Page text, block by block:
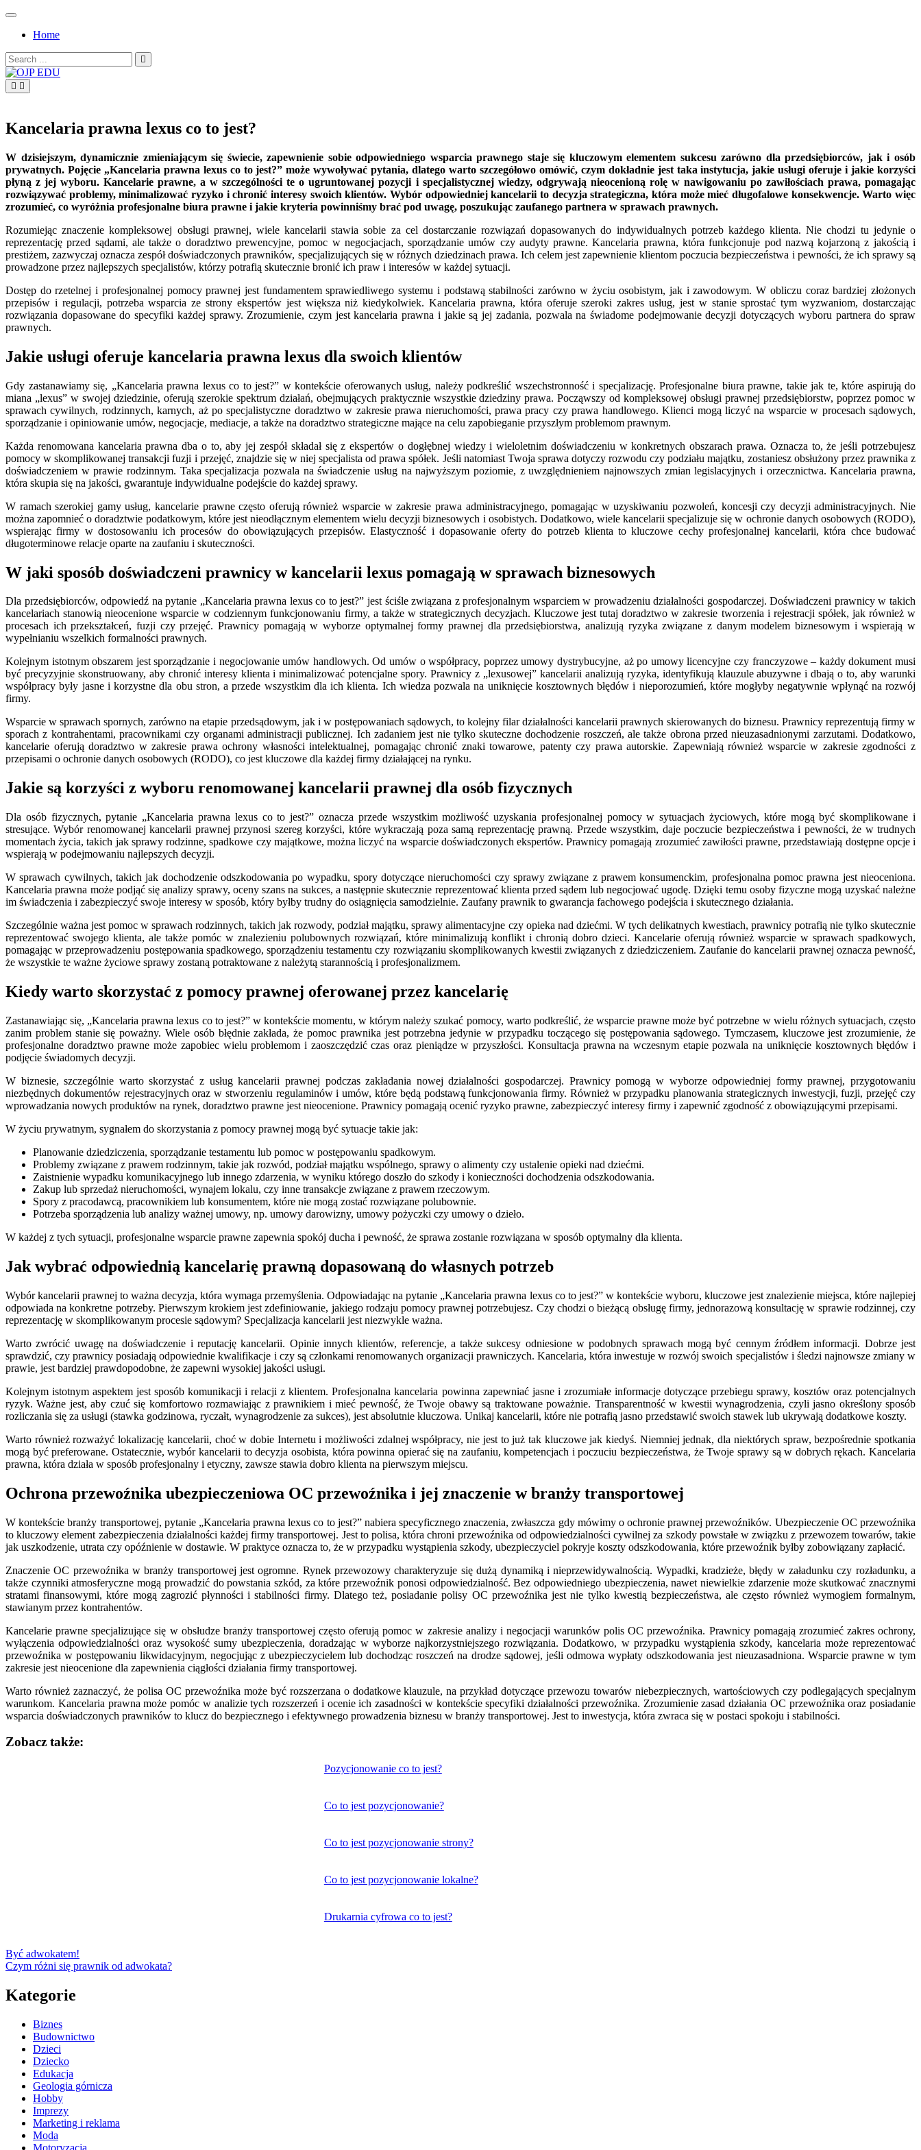
Skip
contentHome
Search
for:
Kancelaria prawna lexus co to jest?
W dzisiejszym, dynamicznie zmieniającym się świecie, zapewnienie sobie odpowiedniego wsparcia prawnego staje się kluczowym elementem sukcesu zarówno dla przedsiębiorców, jak i osób
prywatnych. Pojęcie „Kancelaria prawna lexus co to jest?” może wywoływać pytania, dlatego warto szczegółowo omówić, czym dokładnie jest taka instytucja, jakie usługi oferuje i jakie korzyści
płyną z jej wyboru. Kancelarie prawne, a w szczególności te o ugruntowanej pozycji i specjalistycznej wiedzy, odgrywają nieocenioną rolę w nawigowaniu po zawiłościach prawa, pomagając
rozwiązywać problemy, minimalizować ryzyko i chronić interesy swoich klientów. Wybór odpowiedniej kancelarii to decyzja strategiczna, która może mieć długofalowe konsekwencje. Warto więc
zrozumieć, co wyróżnia profesjonalne biura prawne i jakie kryteria powinniśmy brać pod uwagę, poszukując zaufanego partnera w sprawach prawnych.
Rozumiejąc znaczenie kompleksowej obsługi prawnej, wiele kancelarii stawia sobie za cel dostarczanie rozwiązań dopasowanych do indywidualnych potrzeb każdego klienta. Nie chodzi tu jedynie o
reprezentację przed sądami, ale także o doradztwo prewencyjne, pomoc w negocjacjach, sporządzanie umów czy audyty prawne. Kancelaria prawna, która funkcjonuje pod nazwą kojarzoną z jakością i
prestiżem, zazwyczaj oznacza zespół doświadczonych prawników, specjalizujących się w różnych dziedzinach prawa. Ich celem jest zapewnienie klientom poczucia bezpieczeństwa i pewności, że ich sprawy są
prowadzone przez najlepszych specjalistów, którzy potrafią skutecznie bronić ich praw i interesów w każdej sytuacji.
Dostęp do rzetelnej i profesjonalnej pomocy prawnej jest fundamentem sprawiedliwego systemu i podstawą stabilności zarówno w życiu osobistym, jak i zawodowym. W obliczu coraz bardziej złożonych
przepisów i regulacji, potrzeba wsparcia ze strony ekspertów jest większa niż kiedykolwiek. Kancelaria prawna, która oferuje szeroki zakres usług, jest w stanie sprostać tym wyzwaniom, dostarczając
rozwiązania dopasowane do specyfiki każdej sprawy. Zrozumienie, czym jest kancelaria prawna i jakie są jej zadania, pozwala na świadome podejmowanie decyzji dotyczących wyboru partnera do spraw
prawnych.
Jakie usługi oferuje kancelaria prawna lexus dla swoich klientów
Gdy zastanawiamy się, „Kancelaria prawna lexus co to jest?” w kontekście oferowanych usług, należy podkreślić wszechstronność i specjalizację. Profesjonalne biura prawne, takie jak te, które aspirują do
miana „lexus” w swojej dziedzinie, oferują szerokie spektrum działań, obejmujących praktycznie wszystkie dziedziny prawa. Począwszy od kompleksowej obsługi prawnej przedsiębiorstw, poprzez pomoc w
sprawach cywilnych, rodzinnych, karnych, aż po specjalistyczne doradztwo w zakresie prawa nieruchomości, prawa pracy czy prawa handlowego. Klienci mogą liczyć na wsparcie w procesach sądowych,
sporządzanie i opiniowanie umów, negocjacje, mediacje, a także na doradztwo strategiczne mające na celu zapobieganie przyszłym problemom prawnym.
Każda renomowana kancelaria prawna dba o to, aby jej zespół składał się z ekspertów o dogłębnej wiedzy i wieloletnim doświadczeniu w konkretnych obszarach prawa. Oznacza to, że jeśli potrzebujesz
pomocy w skomplikowanej transakcji fuzji i przejęć, znajdzie się w niej specjalista od prawa spółek. Jeśli natomiast Twoja sprawa dotyczy rozwodu czy podziału majątku, zostaniesz obsłużony przez prawnika z
doświadczeniem w prawie rodzinnym. Taka specjalizacja pozwala na świadczenie usług na najwyższym poziomie, z uwzględnieniem najnowszych zmian legislacyjnych i orzecznictwa. Kancelaria prawna,
która skupia się na jakości, gwarantuje indywidualne podejście do każdej sprawy.
W ramach szerokiej gamy usług, kancelarie prawne często oferują również wsparcie w zakresie prawa administracyjnego, pomagając w uzyskiwaniu pozwoleń, koncesji czy decyzji administracyjnych. Nie
można zapomnieć o doradztwie podatkowym, które jest nieodłącznym elementem wielu decyzji biznesowych i osobistych. Dodatkowo, wiele kancelarii specjalizuje się w ochronie danych osobowych (RODO),
wspierając firmy w dostosowaniu ich procesów do obowiązujących przepisów. Elastyczność i dopasowanie oferty do potrzeb klienta to kluczowe cechy profesjonalnej kancelarii, która chce budować
długoterminowe relacje oparte na zaufaniu i skuteczności.
W jaki sposób doświadczeni prawnicy w kancelarii lexus pomagają w sprawach biznesowych
Dla przedsiębiorców, odpowiedź na pytanie „Kancelaria prawna lexus co to jest?” jest ściśle związana z profesjonalnym wsparciem w prowadzeniu działalności gospodarczej. Doświadczeni prawnicy w takich
kancelariach stanowią nieocenione wsparcie w codziennym funkcjonowaniu firmy, a także w strategicznych decyzjach. Kluczowe jest tutaj doradztwo w zakresie tworzenia i rejestracji spółek, jak również w
procesach ich przekształceń, fuzji czy przejęć. Prawnicy pomagają w wyborze optymalnej formy prawnej dla przedsiębiorstwa, analizują ryzyka związane z danym modelem biznesowym i wspierają w
wypełnianiu wszelkich formalności prawnych.
Kolejnym istotnym obszarem jest sporządzanie i negocjowanie umów handlowych. Od umów o współpracy, poprzez umowy dystrybucyjne, aż po umowy licencyjne czy franczyzowe – każdy dokument musi
być precyzyjnie skonstruowany, aby chronić interesy klienta i minimalizować potencjalne spory. Prawnicy z „lexusowej” kancelarii analizują ryzyka, identyfikują klauzule abuzywne i dbają o to, aby warunki
współpracy były jasne i korzystne dla obu stron, a przede wszystkim dla ich klienta. Ich wiedza pozwala na uniknięcie kosztownych błędów i nieporozumień, które mogłyby negatywnie wpłynąć na rozwój
firmy.
Wsparcie w sprawach spornych, zarówno na etapie przedsądowym, jak i w postępowaniach sądowych, to kolejny filar działalności kancelarii prawnych skierowanych do biznesu. Prawnicy reprezentują firmy w
sporach z kontrahentami, pracownikami czy organami administracji publicznej. Ich zadaniem jest nie tylko skuteczne dochodzenie roszczeń, ale także obrona przed nieuzasadnionymi zarzutami. Dodatkowo,
kancelarie oferują doradztwo w zakresie prawa ochrony własności intelektualnej, pomagając chronić znaki towarowe, patenty czy prawa autorskie. Zapewniają również wsparcie w zakresie zgodności z
przepisami o ochronie danych osobowych (RODO), co jest kluczowe dla każdej firmy działającej na rynku.
Jakie są korzyści z wyboru renomowanej kancelarii prawnej dla osób fizycznych
Dla osób fizycznych, pytanie „Kancelaria prawna lexus co to jest?” oznacza przede wszystkim możliwość uzyskania profesjonalnej pomocy w sytuacjach życiowych, które mogą być skomplikowane i
stresujące. Wybór renomowanej kancelarii prawnej przynosi szereg korzyści, które wykraczają poza samą reprezentację prawną. Przede wszystkim, daje poczucie bezpieczeństwa i pewności, że w trudnych
momentach życia, takich jak sprawy rodzinne, spadkowe czy majątkowe, można liczyć na wsparcie doświadczonych ekspertów. Prawnicy pomagają zrozumieć zawiłości prawne, przedstawiają dostępne opcje i
wspierają w podejmowaniu najlepszych decyzji.
W sprawach cywilnych, takich jak dochodzenie odszkodowania po wypadku, spory dotyczące nieruchomości czy sprawy związane z prawem konsumenckim, profesjonalna pomoc prawna jest nieoceniona.
Kancelaria prawna może podjąć się analizy sprawy, oceny szans na sukces, a następnie skutecznie reprezentować klienta przed sądem lub negocjować ugodę. Dzięki temu osoby fizyczne mogą uzyskać należne
im świadczenia i zabezpieczyć swoje interesy w sposób, który byłby trudny do osiągnięcia samodzielnie. Zaufany prawnik to gwarancja fachowego podejścia i skutecznego działania.
Szczególnie ważna jest pomoc w sprawach rodzinnych, takich jak rozwody, podział majątku, sprawy alimentacyjne czy opieka nad dziećmi. W tych delikatnych kwestiach, prawnicy potrafią nie tylko skutecznie
reprezentować swojego klienta, ale także pomóc w znalezieniu polubownych rozwiązań, które minimalizują konflikt i chronią dobro dzieci. Kancelarie oferują również wsparcie w sprawach spadkowych,
pomagając w przeprowadzeniu postępowania spadkowego, sporządzeniu testamentu czy rozwiązaniu skomplikowanych kwestii związanych z dziedziczeniem. Zaufanie do kancelarii prawnej oznacza pewność,
że wszystkie te ważne życiowe sprawy zostaną potraktowane z należytą starannością i profesjonalizmem.
Kiedy warto skorzystać z pomocy prawnej oferowanej przez kancelarię
Zastanawiając się, „Kancelaria prawna lexus co to jest?” w kontekście momentu, w którym należy szukać pomocy, warto podkreślić, że wsparcie prawne może być potrzebne w wielu różnych sytuacjach, często
zanim problem stanie się poważny. Wiele osób błędnie zakłada, że pomoc prawnika jest potrzebna jedynie w przypadku toczącego się postępowania sądowego. Tymczasem, kluczowe jest zrozumienie, że
profesjonalne doradztwo prawne może zapobiec wielu problemom i zaoszczędzić czas oraz pieniądze w przyszłości. Konsultacja prawna na wczesnym etapie pozwala na uniknięcie kosztownych błędów i
podjęcie świadomych decyzji.
W biznesie, szczególnie warto skorzystać z usług kancelarii prawnej podczas zakładania nowej działalności gospodarczej. Prawnicy pomogą w wyborze odpowiedniej formy prawnej, przygotowaniu
niezbędnych dokumentów rejestracyjnych oraz w stworzeniu regulaminów i umów, które będą podstawą funkcjonowania firmy. Również w przypadku planowania strategicznych inwestycji, fuzji, przejęć czy
wprowadzania nowych produktów na rynek, doradztwo prawne jest nieocenione. Prawnicy pomagają ocenić ryzyko prawne, zabezpieczyć interesy firmy i zapewnić zgodność z obowiązującymi przepisami.
W życiu prywatnym, sygnałem do skorzystania z pomocy prawnej mogą być sytuacje takie jak:
Planowanie dziedziczenia, sporządzanie testamentu lub pomoc w postępowaniu spadkowym.
Problemy związane z prawem rodzinnym, takie jak rozwód, podział majątku wspólnego, sprawy o alimenty czy ustalenie opieki nad dziećmi.
Zaistnienie wypadku komunikacyjnego lub innego zdarzenia, w wyniku którego doszło do szkody i konieczności dochodzenia odszkodowania.
Zakup lub sprzedaż nieruchomości, wynajem lokalu, czy inne transakcje związane z prawem rzeczowym.
Spory z pracodawcą, pracownikiem lub konsumentem, które nie mogą zostać rozwiązane polubownie.
Potrzeba sporządzenia lub analizy ważnej umowy, np. umowy darowizny, umowy pożyczki czy umowy o dzieło.
W każdej z tych sytuacji, profesjonalne wsparcie prawne zapewnia spokój ducha i pewność, że sprawa zostanie rozwiązana w sposób optymalny dla klienta.
Jak wybrać odpowiednią kancelarię prawną dopasowaną do własnych potrzeb
Wybór kancelarii prawnej to ważna decyzja, która wymaga przemyślenia. Odpowiadając na pytanie „Kancelaria prawna lexus co to jest?” w kontekście wyboru, kluczowe jest znalezienie miejsca, które najlepiej
odpowiada na konkretne potrzeby. Pierwszym krokiem jest zdefiniowanie, jakiego rodzaju pomocy prawnej potrzebujesz. Czy chodzi o bieżącą obsługę firmy, jednorazową konsultację w sprawie rodzinnej, czy
reprezentację w skomplikowanym procesie sądowym? Specjalizacja kancelarii jest niezwykle ważna.
Warto zwrócić uwagę na doświadczenie i reputację kancelarii. Opinie innych klientów, referencje, a także sukcesy odniesione w podobnych sprawach mogą być cennym źródłem informacji. Dobrze jest
sprawdzić, czy prawnicy posiadają odpowiednie kwalifikacje i czy są członkami renomowanych organizacji prawniczych. Kancelaria, która inwestuje w rozwój swoich specjalistów i śledzi najnowsze zmiany w
prawie, jest bardziej prawdopodobne, że zapewni wysokiej jakości usługi.
Kolejnym istotnym aspektem jest sposób komunikacji i relacji z klientem. Profesjonalna kancelaria powinna zapewniać jasne i zrozumiałe informacje dotyczące przebiegu sprawy, kosztów oraz potencjalnych
ryzyk. Ważne jest, aby czuć się komfortowo rozmawiając z prawnikiem i mieć pewność, że Twoje obawy są traktowane poważnie. Transparentność w kwestii wynagrodzenia, czyli jasno określony sposób
rozliczania się za usługi (stawka godzinowa, ryczałt, wynagrodzenie za sukces), jest absolutnie kluczowa. Unikaj kancelarii, które nie potrafią jasno przedstawić swoich stawek lub ukrywają dodatkowe koszty.
Warto również rozważyć lokalizację kancelarii, choć w dobie Internetu i możliwości zdalnej współpracy, nie jest to już tak kluczowe jak kiedyś. Niemniej jednak, dla niektórych spraw, bezpośrednie spotkania
mogą być preferowane. Ostatecznie, wybór kancelarii to decyzja osobista, która powinna opierać się na zaufaniu, kompetencjach i poczuciu bezpieczeństwa, że Twoje sprawy są w dobrych rękach. Kancelaria
prawna, która działa w sposób profesjonalny i etyczny, zawsze stawia dobro klienta na pierwszym miejscu.
Ochrona przewoźnika ubezpieczeniowa OC przewoźnika i jej znaczenie w branży transportowej
W kontekście branży transportowej, pytanie „Kancelaria prawna lexus co to jest?” nabiera specyficznego znaczenia, zwłaszcza gdy mówimy o ochronie prawnej przewoźników. Ubezpieczenie OC przewoźnika
to kluczowy element zabezpieczenia działalności każdej firmy transportowej. Jest to polisa, która chroni przewoźnika od odpowiedzialności cywilnej za szkody powstałe w związku z przewozem towarów, takie
jak uszkodzenie, utrata czy opóźnienie w dostawie. W praktyce oznacza to, że w przypadku wystąpienia szkody, ubezpieczyciel pokryje koszty odszkodowania, które przewoźnik byłby zobowiązany zapłacić.
Znaczenie OC przewoźnika w branży transportowej jest ogromne. Rynek przewozowy charakteryzuje się dużą dynamiką i nieprzewidywalnością. Wypadki, kradzieże, błędy w załadunku czy rozładunku, a
także czynniki atmosferyczne mogą prowadzić do powstania szkód, za które przewoźnik ponosi odpowiedzialność. Bez odpowiedniego ubezpieczenia, nawet niewielkie zdarzenie może skutkować znacznymi
stratami finansowymi, które mogą zagrozić płynności i stabilności firmy. Dlatego też, posiadanie polisy OC przewoźnika jest nie tylko kwestią bezpieczeństwa, ale często również wymogiem formalnym,
stawianym przez kontrahentów.
Kancelarie prawne specjalizujące się w obsłudze branży transportowej często oferują pomoc w zakresie analizy i negocjacji warunków polis OC przewoźnika. Prawnicy pomagają zrozumieć zakres ochrony,
wyłączenia odpowiedzialności oraz wysokość sumy ubezpieczenia, doradzając w wyborze najkorzystniejszego rozwiązania. Dodatkowo, w przypadku wystąpienia szkody, kancelaria może reprezentować
przewoźnika w postępowaniu likwidacyjnym, negocjując z ubezpieczycielem lub dochodząc roszczeń na drodze sądowej, jeśli odmowa wypłaty odszkodowania jest nieuzasadniona. Wsparcie prawne w tym
zakresie jest nieocenione dla zapewnienia ciągłości działania firmy transportowej.
Warto również zaznaczyć, że polisa OC przewoźnika może być rozszerzana o dodatkowe klauzule, na przykład dotyczące przewozu towarów niebezpiecznych, wartościowych czy podlegających specjalnym
warunkom. Kancelaria prawna może pomóc w analizie tych rozszerzeń i ocenie ich zasadności w kontekście specyfiki działalności przewoźnika. Zrozumienie zasad działania OC przewoźnika oraz posiadanie
wsparcia doświadczonych prawników to klucz do bezpiecznego i efektywnego prowadzenia biznesu w branży transportowej. Jest to inwestycja, która zwraca się w postaci spokoju i stabilności.
Zobacz także:
Pozycjonowanie co to jest?
Co to jest pozycjonowanie?
Co to jest pozycjonowanie strony?
Co to jest pozycjonowanie lokalne?
Drukarnia cyfrowa co to jest?
Być adwokatem!
Czym różni się prawnik od adwokata?
Kategorie
Biznes
Budownictwo
Dzieci
Dziecko
Edukacja
Geologia górnicza
Hobby
Imprezy
Marketing i reklama
Moda
Motoryzacja